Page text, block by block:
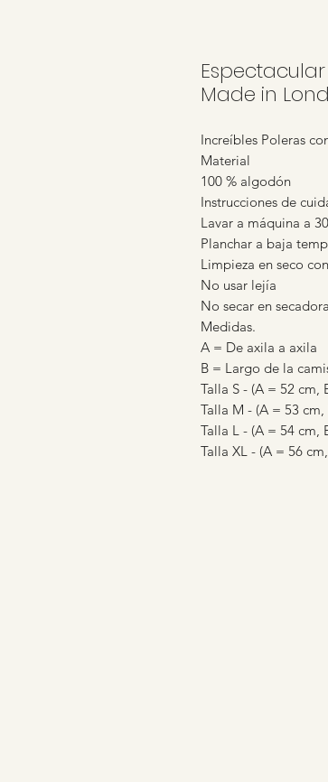
Made in
Increíbles Poleras
Material
100 % algodón
Instrucciones de
Lavar a máquina a
Planchar a baja
Limpieza en seco
No usar lejía
No secar en secadora
Medidas.
A = De axila a axila
B = Largo de la
Talla S - (A = 52 cm,
Talla M - (A = 53 cm,
Talla L - (A = 54 cm,
Talla XL - (A = 56